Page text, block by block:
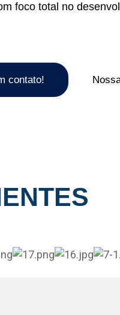
foco total no
contato!